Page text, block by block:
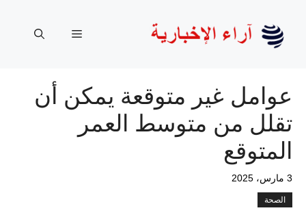
المحتوى
القائمة
عوامل غير متوقعة يمكن أن
تقلل من متوسط ​​العمر
المتوقع
3 مارس، 2025
الصحة